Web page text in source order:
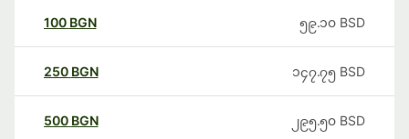
100 BGN ၅၉.၁၀ BSD
250 BGN ၁၄၇.၇၅ BSD
500 BGN ၂၉၅.၅၀ BSD